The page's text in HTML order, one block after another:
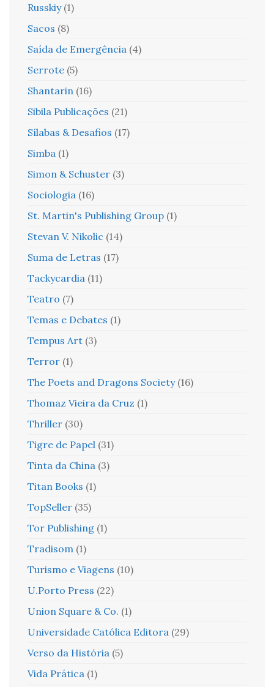
Russkiy (1)
Sacos (8)
Saída de Emergência (4)
Serrote (5)
Shantarin (16)
Sibila Publicações (21)
Sílabas & Desafios (17)
Simba (1)
Simon & Schuster (3)
Sociologia (16)
St. Martin's Publishing Group (1)
Stevan V. Nikolic (14)
Suma de Letras (17)
Tackycardia (11)
Teatro (7)
Temas e Debates (1)
Tempus Art (3)
Terror (1)
The Poets and Dragons Society (16)
Thomaz Vieira da Cruz (1)
Thriller (30)
Tigre de Papel (31)
Tinta da China (3)
Titan Books (1)
TopSeller (35)
Tor Publishing (1)
Tradisom (1)
Turismo e Viagens (10)
U.Porto Press (22)
Union Square & Co. (1)
Universidade Católica Editora (29)
Verso da História (5)
Vida Prática (1)